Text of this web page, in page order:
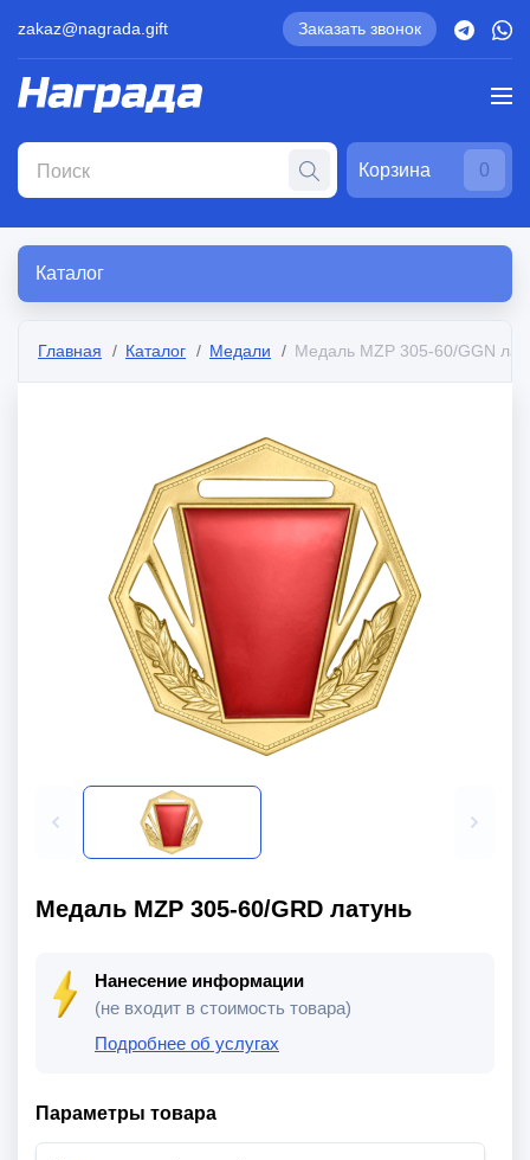
zakaz@nagrada.gift Заказать звонок
Корзина 0
Каталог
Главная Каталог Медали Медаль MZP 305-60/GGN
Медаль MZP 305-60/GRD латунь
Нанесение информации
(не входит в стоимость товара)
Подробнее об услугах
Параметры товара